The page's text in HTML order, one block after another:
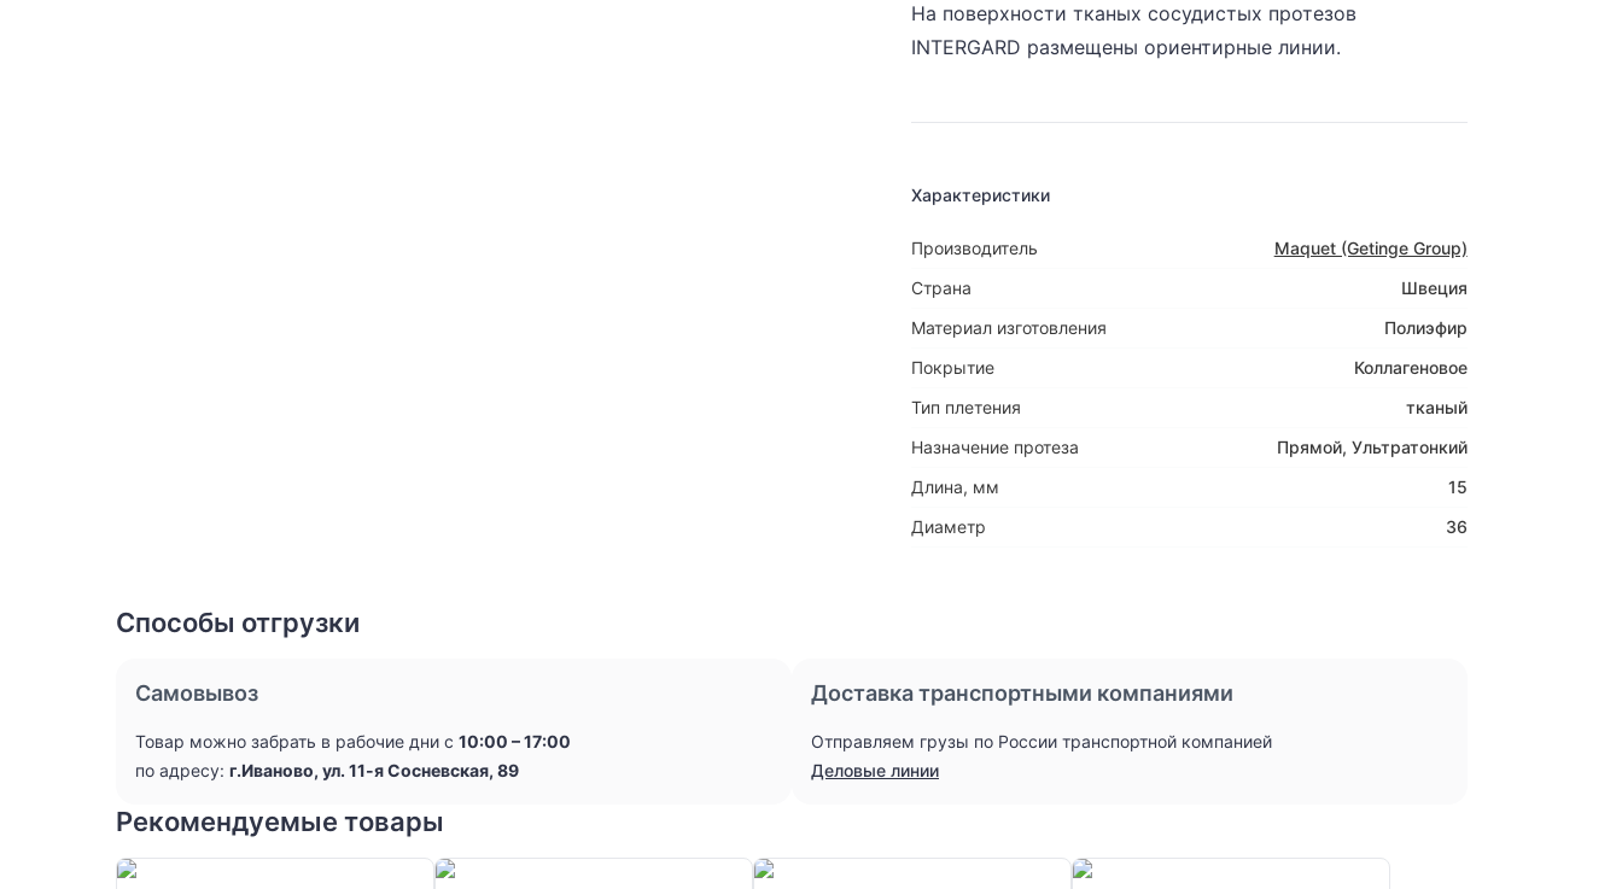
На поверхности тканых сосудистых протезов
INTERGARD размещены ориентирные линии.
Характеристики
Производитель
Maquet (Getinge Group)
Страна
Швеция
Материал изготовления
Полиэфир
Покрытие
Коллагеновое
Тип плетения
тканый
Назначение протеза
Прямой, Ультратонкий
Длина, мм
15
Диаметр
36
Способы отгрузки
Самовывоз
Товар можно забрать в рабочие дни с 10:00 – 17:00
по адресу: г.Иваново, ул. 11-я Сосневская, 89
Доставка транспортными компаниями
Отправляем грузы по России транспортной компанией
Деловые линии
Рекомендуемые товары